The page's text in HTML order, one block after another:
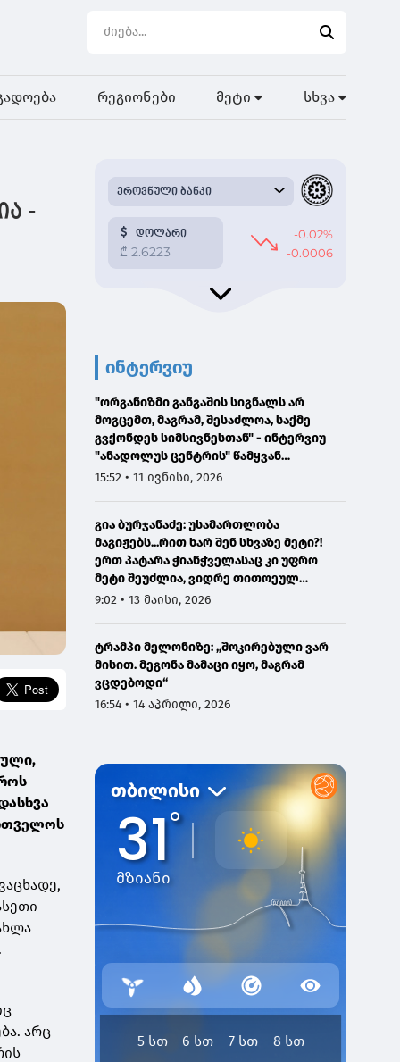
რეგიონები მეტი სხვა
-
არც
ინტერვიუ
"ორგანიზმი განგაშის სიგნალს არ
მოგცემთ, მაგრამ, შესაძლოა, საქმე
გვქონდეს სიმსივნესთან" - ინტერვიუ
"ანადოლუს ცენტრის" წამყვან
ონკოლოგთან
15:52 • 11 ივნისი, 2026
გია ბურჯანაძე: უსამართლობა
მაგიჟებს...რით ხარ შენ სხვაზე მეტი?!
ერთ პატარა ჭიანჭველასაც კი უფრო
მეტი შეუძლია, ვიდრე თითოეულ
ჩვენგანს...
9:02 • 13 მაისი, 2026
ტრამპი მელონიზე: „შოკირებული ვარ
მისით. მეგონა მამაცი იყო, მაგრამ
ვცდებოდი“
16:54 • 14 აპრილი, 2026